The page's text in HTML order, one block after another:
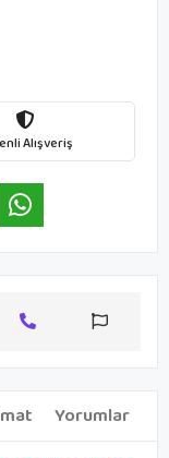
Alışveriş
Yorumlar